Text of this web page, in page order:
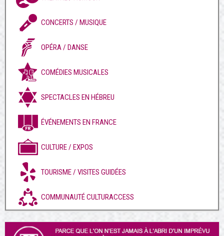
CONCERTS / MUSIQUE
OPÉRA / DANSE
COMÉDIES MUSICALES
SPECTACLES EN HÉBREU
ÉVÉNEMENTS EN FRANCE
CULTURE / EXPOS
TOURISME / VISITES GUIDÉES
COMMUNAUTÉ CULTURACCESS